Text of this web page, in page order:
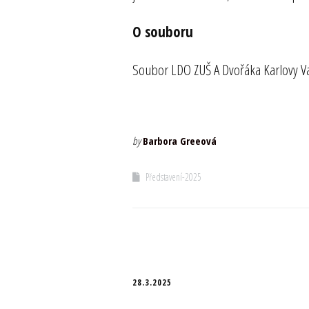
O souboru
Soubor LDO ZUŠ A Dvořáka Karlovy
byBarbora Greeová
Představení-2025
28.3.2025